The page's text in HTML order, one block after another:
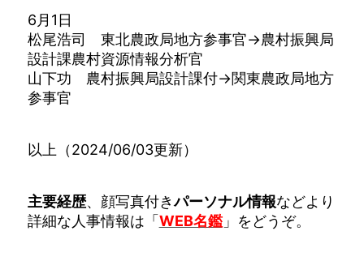
6月1日
松尾浩司 東北農政局地方参事官→農村振興局
設計課農村資源情報分析官
山下功 農村振興局設計課付→関東農政局地方
参事官
以上（2024/06/03更新）
主要経歴、顔写真付きパーソナル情報などより
詳細な人事情報は「 WEB名鑑」をどうぞ。